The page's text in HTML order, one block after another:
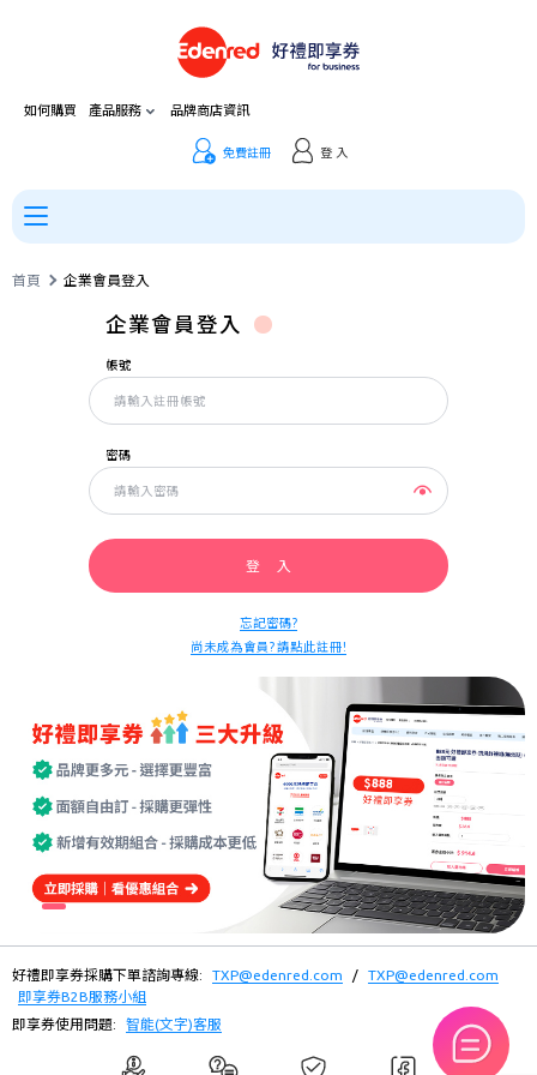
如何購買 產品服務 品牌商店資訊
免費註冊 登 入
首頁 企業會員登入
企業會員登入
帳號
密碼
登 入
忘記密碼?
尚未成為會員? 請點此註冊!
好禮即享券採購下單諮詢專線: TXP@edenred.com /
TXP@edenred.com
即享券B2B服務小組
即享券使用問題:
智能(文字)客服